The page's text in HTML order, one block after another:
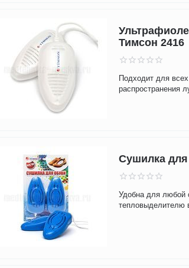
Тимсон 2416
Подходит для
распространения
Сушилка
Удобна для любой
тепловыделителю